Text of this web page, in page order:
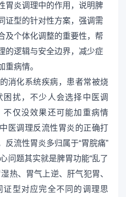
胃炎调理中的作用，说明脾
证型的针对性方案，强调需
及个体化调整的重要性，帮
的逻辑与安全边界，减少症
重病情。
消化系统疾病，患者常被烧
扰，不少人会选择中医调
不仅没效果还可能加重病情
医调理反流性胃炎的正确打
反流性胃炎多归属于“胃脘痛”
问题其实就是脾胃功能“乱了
热、胃气上逆、肝气犯胃、
证型对应完全不同的调理思